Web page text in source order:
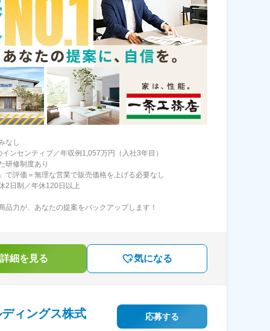
なし
ンセンティブ／年収例1,057万円（入社3年目）
研修制度あり
で評価＝無理な営業で販売価格を上げる必要なし
2日制／年休120日以上
品力が、あなたの提案をバックアップします！
細を見る 気になる
ィングス株式 応募する